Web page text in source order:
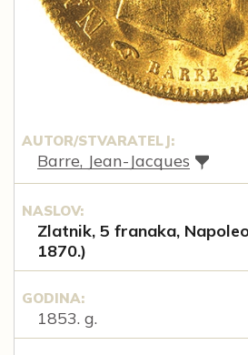
AUTOR/STVARATELJ:
Barre, Jean-Jacques
NASLOV:
Zlatnik, 5 franaka,
1870.)
GODINA:
1853. g.